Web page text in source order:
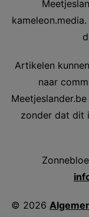
Artikelen
naar
zonder dat dit
© 2026